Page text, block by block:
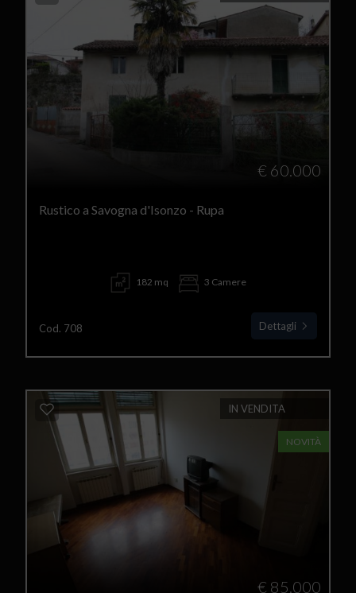
€ 60.000
Rustico a Savogna d'Isonzo - Rupa
182 mq 3 Camere
Cod. 708 Dettagli
IN VENDITA
NOVITÀ
€ 85.000